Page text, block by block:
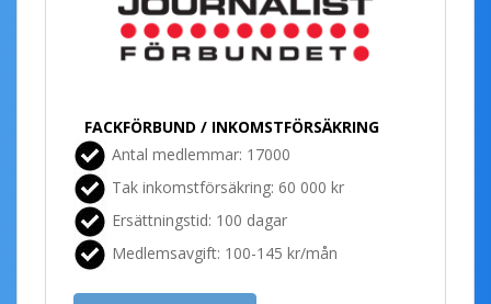
FACKFÖRBUND / INKOMSTFÖRSÄKRING
Antal medlemmar: 17000
Tak inkomstförsäkring: 60 000 kr
Ersättningstid: 100 dagar
Medlemsavgift: 100-145 kr/mån